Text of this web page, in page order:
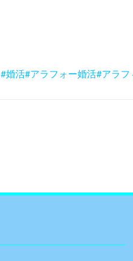
#婚活#アラフォー婚活#アラ